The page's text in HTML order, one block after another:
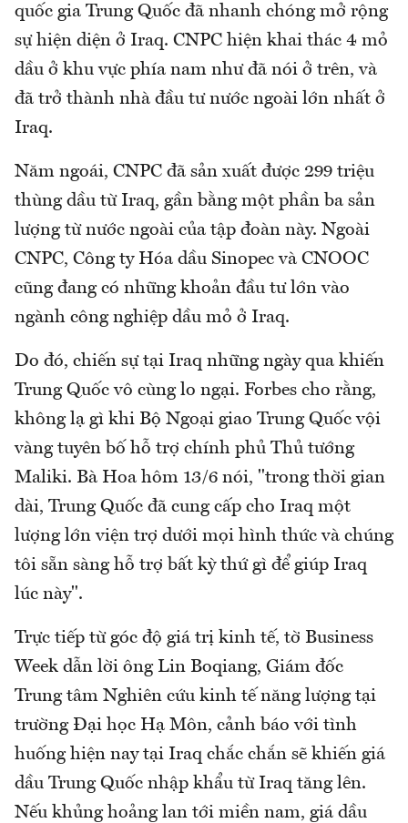
quốc gia Trung Quốc đã nhanh chóng mở rộng
sự hiện diện ở Iraq. CNPC hiện khai thác 4 mỏ
dầu ở khu vực phía nam như đã nói ở trên, và
đã trở thành nhà đầu tư nước ngoài lớn nhất ở
Iraq.
Năm ngoái, CNPC đã sản xuất được 299 triệu
thùng dầu từ Iraq, gần bằng một phần ba sản
lượng từ nước ngoài của tập đoàn này. Ngoài
CNPC, Công ty Hóa dầu Sinopec và CNOOC
cũng đang có những khoản đầu tư lớn vào
ngành công nghiệp dầu mỏ ở Iraq.
Do đó, chiến sự tại Iraq những ngày qua khiến
Trung Quốc vô cùng lo ngại. Forbes cho rằng,
không lạ gì khi Bộ Ngoại giao Trung Quốc vội
vàng tuyên bố hỗ trợ chính phủ Thủ tướng
Maliki. Bà Hoa hôm 13/6 nói, "trong thời gian
dài, Trung Quốc đã cung cấp cho Iraq một
lượng lớn viện trợ dưới mọi hình thức và chúng
tôi sẵn sàng hỗ trợ bất kỳ thứ gì để giúp Iraq
lúc này".
Trực tiếp từ góc độ giá trị kinh tế, tờ Business
Week dẫn lời ông Lin Boqiang, Giám đốc
Trung tâm Nghiên cứu kinh tế năng lượng tại
trường Đại học Hạ Môn, cảnh báo với tình
huống hiện nay tại Iraq chắc chắn sẽ khiến giá
dầu Trung Quốc nhập khẩu từ Iraq tăng lên.
Nếu khủng hoảng lan tới miền nam, giá dầu